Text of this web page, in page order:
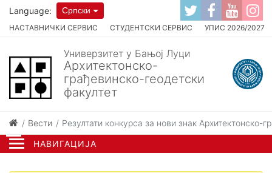
НАВИГАЦИЈА
НАСТАВНИЧКИ СЕРВИС СТУДЕНТСКИ СЕРВИС УПИС 2026/2027
Language: Српски
Универзитет у Бањој Луци
Архитектонско-
грађевинско-геодетски
факултет
Вести Резултати конкурса за нови знак Архитeктонско-